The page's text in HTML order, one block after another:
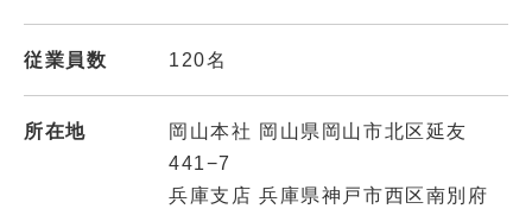
従業員数 120名
所在地
岡山本社 岡山県岡山市北区延友
441−7
兵庫支店 兵庫県神戸市西区南別府